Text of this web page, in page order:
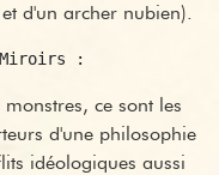
d'un archer nubien).
Miroirs :
ce sont les
d'une philosophie
idéologiques aussi